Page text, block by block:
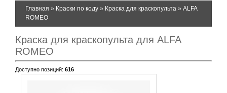
Главная » Краски по коду » Краска для краскопульта » ALFA
ROMEO
Краска для краскопульта для ALFA
ROMEO
Доступно позиций: 616